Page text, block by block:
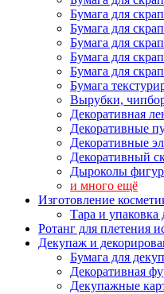
Бумага для
Бумага для
Бумага для
Бумага для
Бумага для
Бумага
Вырубки,
Декоративная
Декоративные
Декоративные
Декоративный
Дыроколы
и много ещё
Изготовление
Тара и упаковка
Ротанг для плетения
Декупаж и
Бумага для
Декоративная
Декупажные